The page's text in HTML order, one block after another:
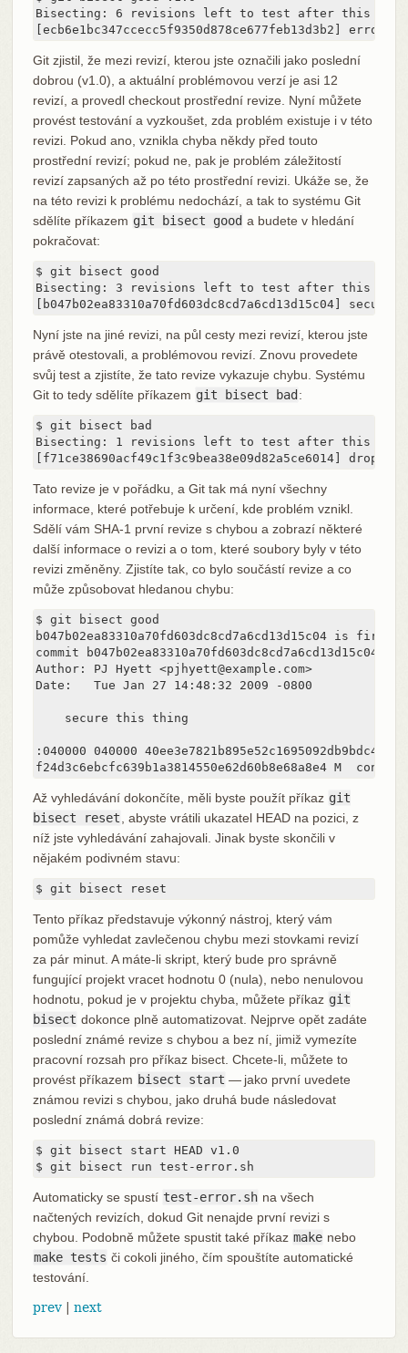
Bisecting: 6 revisions left to test after this
[ecb6e1bc347ccecc5f9350d878ce677feb13d3b2] error
Git zjistil, že mezi revizí, kterou jste označili jako poslední
dobrou (v1.0), a aktuální problémovou verzí je asi 12
revizí, a provedl checkout prostřední revize. Nyní můžete
provést testování a vyzkoušet, zda problém existuje i v této
revizi. Pokud ano, vznikla chyba někdy před touto
prostřední revizí; pokud ne, pak je problém záležitostí
revizí zapsaných až po této prostřední revizi. Ukáže se, že
na této revizi k problému nedochází, a tak to systému Git
sdělíte příkazem git bisect good a budete v hledání
pokračovat:
$ git bisect good
Bisecting: 3 revisions left to test after this
[b047b02ea83310a70fd603dc8cd7a6cd13d15c04]
Nyní jste na jiné revizi, na půl cesty mezi revizí, kterou jste
právě otestovali, a problémovou revizí. Znovu provedete
svůj test a zjistíte, že tato revize vykazuje chybu. Systému
Git to tedy sdělíte příkazem git bisect bad :
$ git bisect bad
Bisecting: 1 revisions left to test after this
[f71ce38690acf49c1f3c9bea38e09d82a5ce6014] drop
Tato revize je v pořádku, a Git tak má nyní všechny
informace, které potřebuje k určení, kde problém vznikl.
Sdělí vám SHA-1 první revize s chybou a zobrazí některé
další informace o revizi a o tom, které soubory byly v této
revizi změněny. Zjistíte tak, co bylo součástí revize a co
může způsobovat hledanou chybu:
$ git bisect good
b047b02ea83310a70fd603dc8cd7a6cd13d15c04 is first
commit b047b02ea83310a70fd603dc8cd7a6cd13d15c04
Author: PJ Hyett <pjhyett@example.com>
Date:   Tue Jan 27 14:48:32 2009 -0800
    secure this thing
:040000 040000
f24d3c6ebcfc639b1a3814550e62d60b8e68a8e4 M  config
Až vyhledávání dokončíte, měli byste použít příkaz git
bisect reset
, abyste vrátili ukazatel HEAD na pozici, z
níž jste vyhledávání zahajovali. Jinak byste skončili v
nějakém podivném stavu:
$ git bisect reset
Tento příkaz představuje výkonný nástroj, který vám
pomůže vyhledat zavlečenou chybu mezi stovkami revizí
za pár minut. A máte-li skript, který bude pro správně
fungující projekt vracet hodnotu 0 (nula), nebo nenulovou
hodnotu, pokud je v projektu chyba, můžete příkaz git
bisect dokonce plně automatizovat. Nejprve opět zadáte
poslední známé revize s chybou a bez ní, jimiž vymezíte
pracovní rozsah pro příkaz bisect. Chcete-li, můžete to
provést příkazem bisect start — jako první uvedete
známou revizi s chybou, jako druhá bude následovat
poslední známá dobrá revize:
$ git bisect start HEAD v1.0
$ git bisect run test-error.sh
Automaticky se spustí test-error.sh na všech
načtených revizích, dokud Git nenajde první revizi s
chybou. Podobně můžete spustit také příkaz make nebo
make tests či cokoli jiného, čím spouštíte automatické
testování.
prev| next